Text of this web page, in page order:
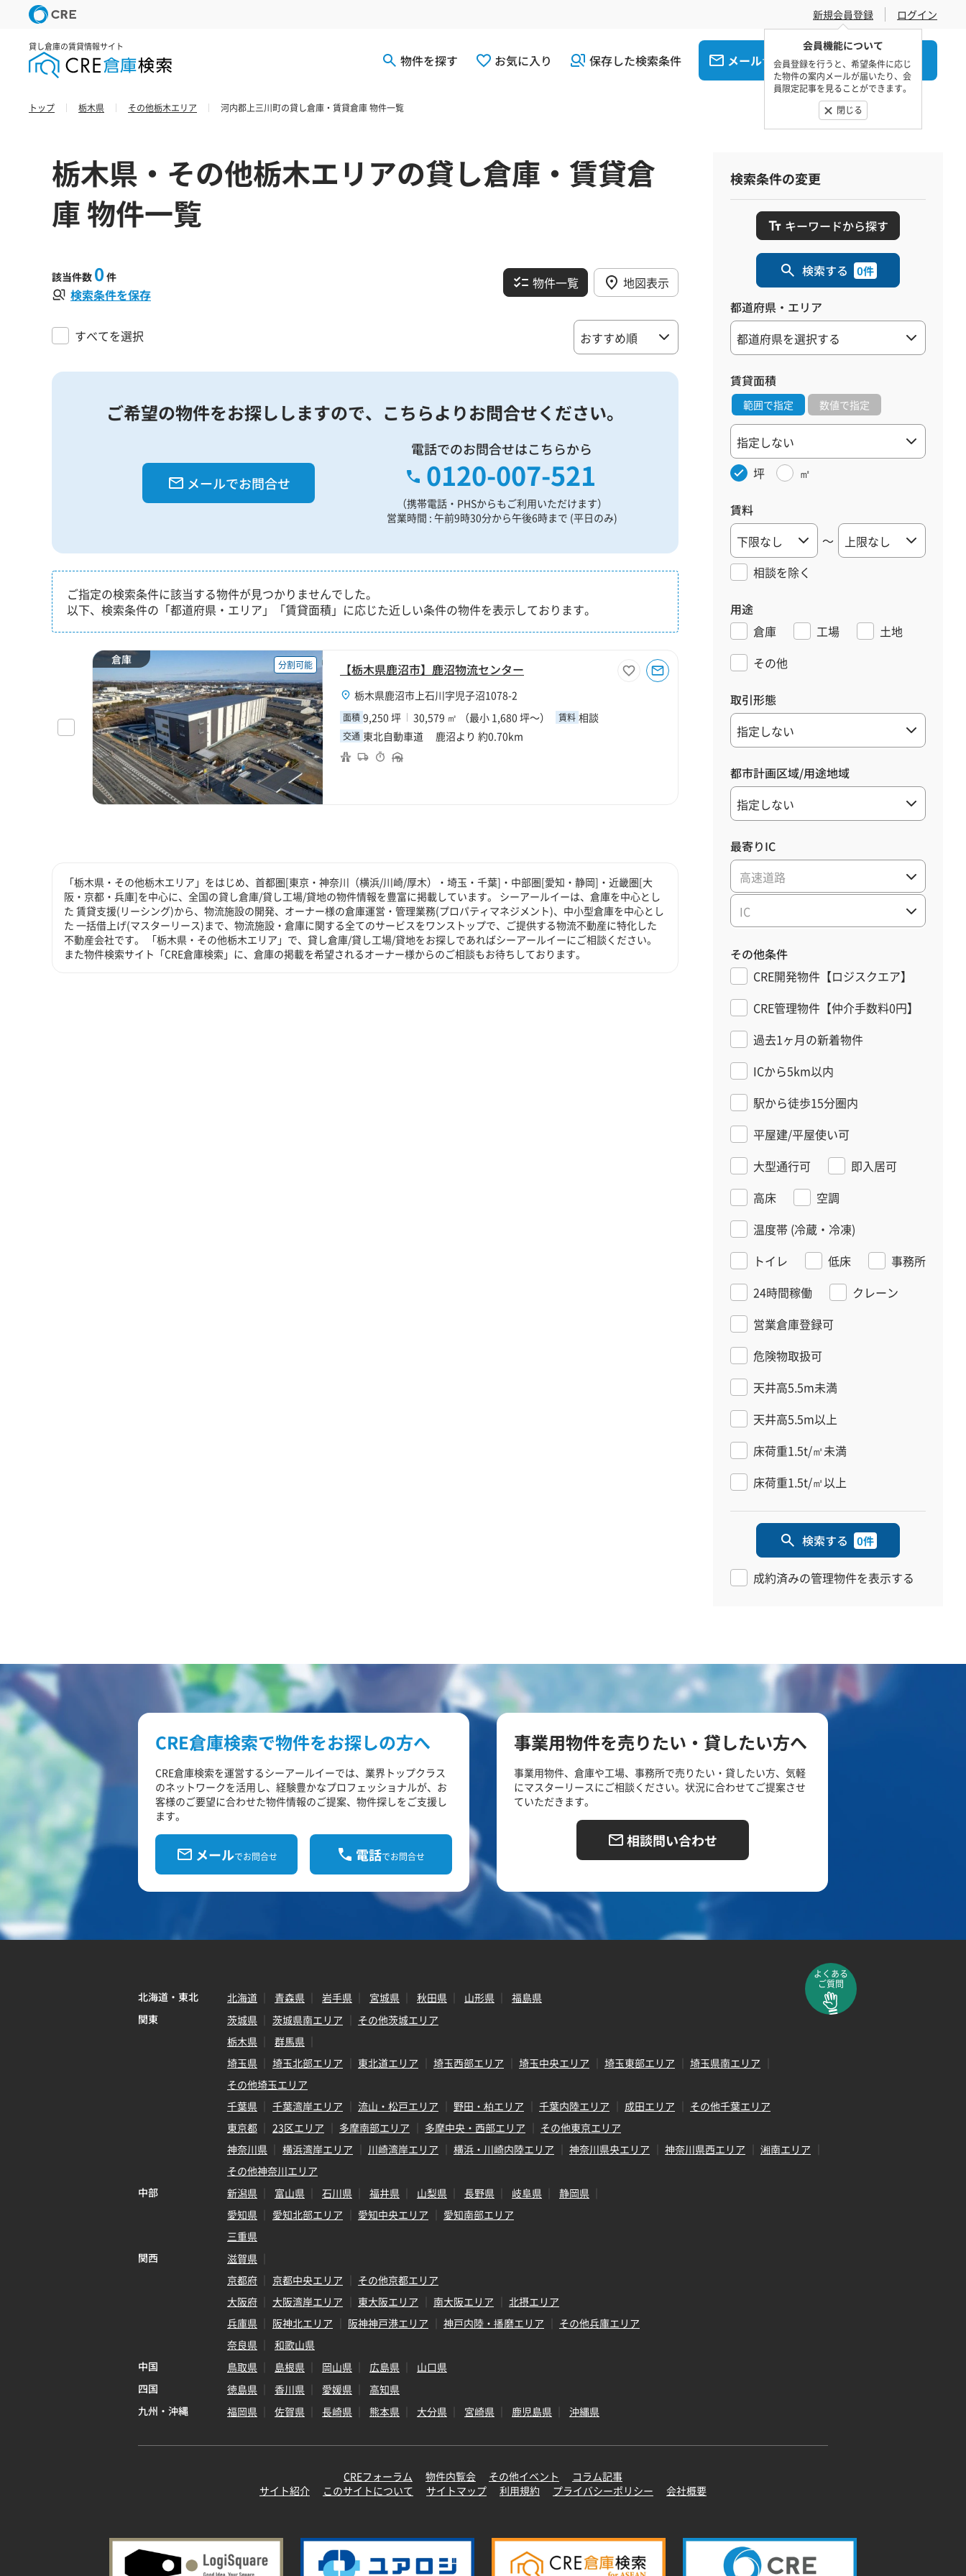
新規会員登録
会員機能について
会員登録を行うと、希望条件に応じ
た物件の案内メールが届いたり、会
員限定記事を見ることができます。
閉じる
ログイン
貸し倉庫の賃貸情報サイト
物件を探す お気に入り 保存した検索条件 メールでお問合せ 電話でお問合せ
トップ 栃木県 その他栃木エリア 河内郡上三川町の貸し倉庫・賃貸倉庫 物件一覧
栃木県・その他栃木エリアの貸し倉庫・賃貸倉
庫 物件一覧
該当件数 0 件
検索条件を保存
物件一覧 地図表示
すべてを選択
ご希望の物件をお探ししますので、 こちらよりお問合せください。
メールでお問合せ
電話でのお問合せはこちらから
0120-007-521
（携帯電話・PHSからもご利用いただけます）
営業時間 : 午前9時30分から午後6時まで (平日のみ)
ご指定の検索条件に該当する物件が見つかりませんでした。
以下、検索条件の「都道府県・エリア」「賃貸面積」に応じた近しい条件の物件を表示しております。
倉庫 分割可能 【栃木県鹿沼市】鹿沼物流センター
栃木県鹿沼市上石川字児子沼1078-2
面積 9,250 坪 30,579 ㎡ （最小 1,680 坪～） 賃料 相談
交通 東北自動車道 鹿沼より 約0.70km
「栃木県・その他栃木エリア」をはじめ、首都圏[東京・神奈川（横浜/川崎/厚木）・埼玉・千葉]・中部圏[愛知・静岡]・近畿圏[大
阪・京都・兵庫]を中心に、全国の貸し倉庫/貸し工場/貸地の物件情報を豊富に掲載しています。 シーアールイーは、倉庫を中心とし
た 賃貸支援(リーシング)から、物流施設の開発、オーナー様の倉庫運営・管理業務(プロパティマネジメント)、中小型倉庫を中心とし
た 一括借上げ(マスターリース)まで、物流施設・倉庫に関する全てのサービスをワンストップで、ご提供する物流不動産に特化した
不動産会社です。 「栃木県・その他栃木エリア」で、貸し倉庫/貸し工場/貸地をお探しであればシーアールイーにご相談ください。
また物件検索サイト「CRE倉庫検索」に、倉庫の掲載を希望されるオーナー様からのご相談もお待ちしております。
検索条件の変更
キーワードから探す
検索する 0件
都道府県・エリア
賃貸面積
範囲で指定 数値で指定
坪 ㎡
賃料
～
相談を除く
用途
倉庫
工場
土地
その他
取引形態
都市計画区域/用途地域
最寄りIC
高速道路
IC
その他条件
CRE開発物件【ロジスクエア】
CRE管理物件【仲介手数料0円】
過去1ヶ月の新着物件
ICから5km以内
駅から徒歩15分圏内
平屋建/平屋使い可
大型通行可
即入居可
高床
空調
温度帯 (冷蔵・冷凍)
トイレ
低床
事務所
24時間稼働
クレーン
営業倉庫登録可
危険物取扱可
天井高5.5m未満
天井高5.5m以上
床荷重1.5t/㎡未満
床荷重1.5t/㎡以上
検索する 0件
成約済みの管理物件を表示する
CRE倉庫検索で物件をお探しの方へ
CRE倉庫検索を運営するシーアールイーでは、業界トップクラス
のネットワークを活用し、経験豊かなプロフェッショナルが、お
客様のご要望に合わせた物件情報のご提案、物件探しをご支援し
ます。
メールでお問合せ 電話でお問合せ
事業用物件を売りたい・貸したい方へ
事業用物件、倉庫や工場、事務所で売りたい・貸したい方、気軽
にマスターリースにご相談ください。状況に合わせてご提案させ
ていただきます。
相談問い合わせ
よくある
ご質問
北海道・東北 北海道 青森県 岩手県 宮城県 秋田県 山形県
福島県
関東
茨城県 茨城県南エリア
その他茨城エリア
栃木県
群馬県
埼玉県
埼玉北部エリア 東北道エリア 埼玉西部エリア 埼玉中央エリア 埼玉東部エリア
埼玉県南エリア
その他埼玉エリア
千葉県
千葉湾岸エリア 流山・松戸エリア 野田・柏エリア 千葉内陸エリア 成田エリア
その他千葉エリア
東京都
23区エリア 多摩南部エリア 多摩中央・西部エリア
その他東京エリア
神奈川県
横浜湾岸エリア 川崎湾岸エリア 横浜・川崎内陸エリア 神奈川県央エリア 神奈川県西エリア
湘南エリア
その他神奈川エリア
中部
新潟県 富山県 石川県 福井県 山梨県 長野県 岐阜県
静岡県
愛知県
愛知北部エリア 愛知中央エリア
愛知南部エリア
三重県
関西
滋賀県
京都府
京都中央エリア
その他京都エリア
大阪府
大阪湾岸エリア 東大阪エリア 南大阪エリア
北摂エリア
兵庫県
阪神北エリア 阪神神戸港エリア 神戸内陸・播磨エリア
その他兵庫エリア
奈良県
和歌山県
中国
鳥取県 島根県 岡山県 広島県
山口県
四国
徳島県 香川県 愛媛県
高知県
九州・沖縄
福岡県 佐賀県 長崎県 熊本県 大分県 宮崎県 鹿児島県 沖縄県
CREフォーラム 物件内覧会 その他イベント
コラム記事
サイト紹介
このサイトについて サイトマップ 利用規約 プライバシーポリシー 会社概要